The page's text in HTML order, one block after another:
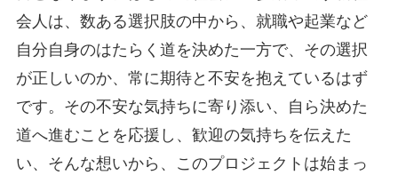
会人は、数ある選択肢の中から、就職や起業など
自分自身のはたらく道を決めた一方で、その選択
が正しいのか、常に期待と不安を抱えているはず
です。その不安な気持ちに寄り添い、自ら決めた
道へ進むことを応援し、歓迎の気持ちを伝えた
い、そんな想いから、このプロジェクトは始まっ